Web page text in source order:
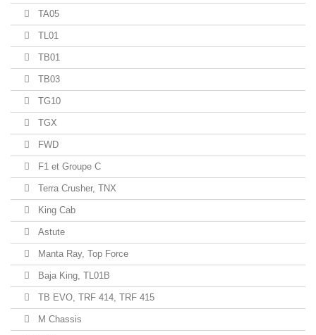
TA05
TL01
TB01
TB03
TG10
TGX
FWD
F1 et Groupe C
Terra Crusher, TNX
King Cab
Astute
Manta Ray, Top Force
Baja King, TL01B
TB EVO, TRF 414, TRF 415
M Chassis